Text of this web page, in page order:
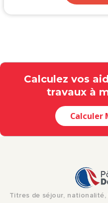
Calculez vos
travaux à
Calculer
Titres de séjour, nationalité,